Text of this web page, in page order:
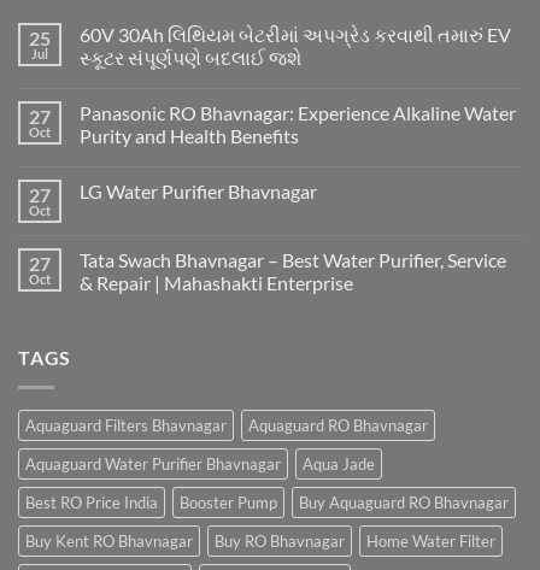
25
Jul
60V 30Ah લિથિયમ બેટરીમાં અપગ્રેડ કરવાથી તમારું EV
સ્કૂટર સંપૂર્ણપણે બદલાઈ જશે
27
Oct
Panasonic RO Bhavnagar: Experience Alkaline Water
Purity and Health Benefits
27
Oct
LG Water Purifier Bhavnagar
27
Oct
Tata Swach Bhavnagar – Best Water Purifier, Service
& Repair | Mahashakti Enterprise
TAGS
Aquaguard Filters Bhavnagar
Aquaguard RO Bhavnagar
Aquaguard Water Purifier Bhavnagar
Aqua Jade
Best RO Price India
Booster Pump
Buy Aquaguard RO Bhavnagar
Buy Kent RO Bhavnagar
Buy RO Bhavnagar
Home Water Filter